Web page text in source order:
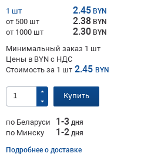
ZP10E
ABRAFORM
GOLD
1 шт 2.45 BYN
от 500 шт 2.38 BYN
от 1000 шт 2.30 BYN
Минимальный заказ 1 шт
Цены в BYN с НДС
Стоимость за 1 шт 2.45 BYN
Купить
по Беларуси 1-3 дня
по Минску 1-2 дня
Подробнее о доставке